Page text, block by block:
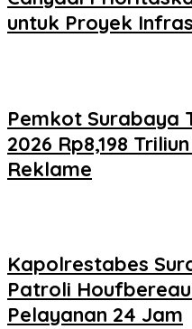
untuk Proyek
Pemkot Surabaya
2026 Rp8,198
Reklame
Kapolrestabes
Patroli
Pelayanan 24 Jam